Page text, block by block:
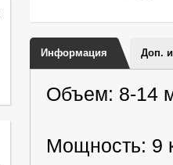
Информация Доп.
Объем: 8-14
Мощность: 9